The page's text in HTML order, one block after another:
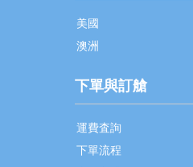
美國
澳洲
下單與訂艙
運費査詢
下單流程